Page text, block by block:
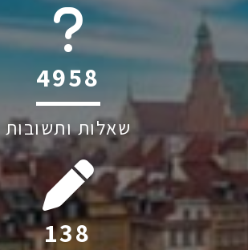
6044
שאלות ותשובות
178